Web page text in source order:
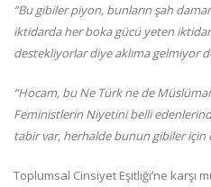
“Bu gibiler piyon, bunların şah
iktidarda her boka gücü yeten
destekliyorlar diye aklıma gelmiyor
“Hocam, bu Ne Türk ne de
Feministlerin Niyetini belli
tabir var, herhalde bunun gibiler için
Toplumsal Cinsiyet Eşitliği’ne karşı